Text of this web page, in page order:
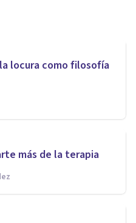
locura como filosofía
más de la terapia